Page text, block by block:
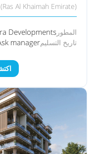
Al Khaimah Emirate)
المطور Developments
تاريخ التسليمmanager